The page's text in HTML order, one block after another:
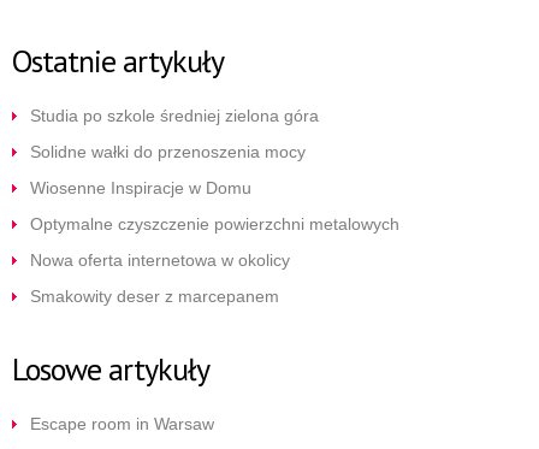
Ostatnie artykuły
Studia po szkole średniej zielona góra
Solidne wałki do przenoszenia mocy
Wiosenne Inspiracje w Domu
Optymalne czyszczenie powierzchni metalowych
Nowa oferta internetowa w okolicy
Smakowity deser z marcepanem
Losowe artykuły
Escape room in Warsaw